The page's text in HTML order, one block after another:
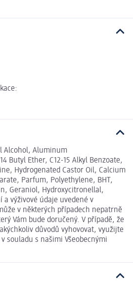
Alcohol, Aluminum
Butyl Ether, C12-15 Alkyl Benzoate,
Hydrogenated Castor Oil, Calcium
Parfum, Polyethylene, BHT,
Geraniol, Hydroxycitronellal,
a výživové údaje uvedené v
v některých případech nepatrně
Vám bude doručený. V případě, že
důvodů vyhovovat, využijte
souladu s našimi Všeobecnými